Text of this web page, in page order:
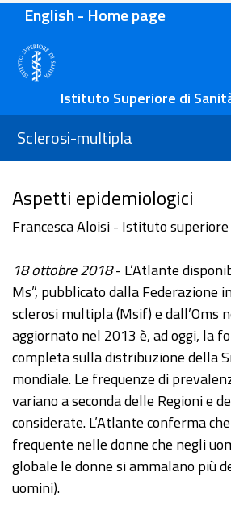
English - Home page
Istituto Superiore di
Sclerosi-multipla
Aspetti epidemiologici
Francesca Aloisi - Istituto
18 ottobre 2018- L’Atlante
Ms”, pubblicato dalla Federazione
sclerosi multipla (Msif) e dall’Oms
aggiornato nel 2013 è, ad oggi, la
completa sulla distribuzione della
mondiale. Le frequenze di
variano a seconda delle Regioni e
considerate. L’Atlante conferma
frequente nelle donne che negli
globale le donne si ammalano più
uomini).